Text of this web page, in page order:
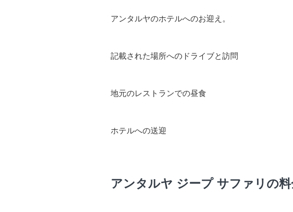
アンタルヤのホテルへのお迎え。
記載された場所へのドライブと訪問
地元のレストランでの昼食
ホテルへの送迎
アンタルヤ ジープ サファリの